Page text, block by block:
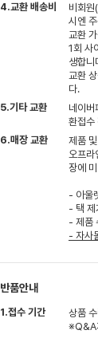
4.교환 배송비
비회
시엔
교환
1회 사
생합니
교환
다.
5.기타 교환
네이버
환접수
6.매장 교환
제품
오프라
장에
- 아울
- 택 제
- 제품
- 자사
반품안내
1.접수 기간
상품
※Q&A